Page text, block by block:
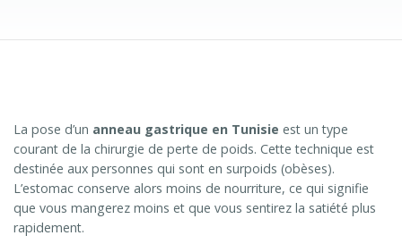
La pose d’un anneau gastrique en Tunisie est un type
courant de la chirurgie de perte de poids. Cette technique est
destinée aux personnes qui sont en surpoids (obèses).
L’estomac conserve alors moins de nourriture, ce qui signifie
que vous mangerez moins et que vous sentirez la satiété plus
rapidement.